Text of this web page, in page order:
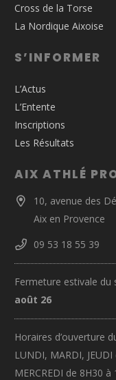
Cross de la Torse
La Nordique Aixoise
S’INFORMER
L’Actus
L’Entente
Inscriptions
Les Résultats
AIX ATHLÉ
10, avenue des
Aix en Provence
09 53 18 55 39
Fermeture estivale du
août 26
Horaires d’ouverture
LUNDI, MARDI,
MERCREDI de 8H30 à